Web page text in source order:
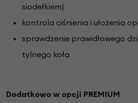
siodełkiem)
kontrola ciśnienia i ułożenia
sprawdzenie prawidłowego
tylnego koła
Dodatkowo w opcji PREMIUM